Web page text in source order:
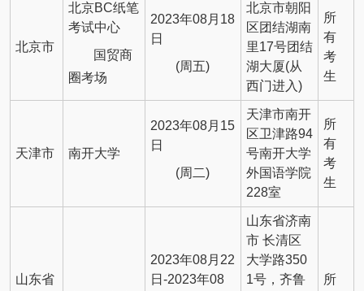
北京市
北京BC纸笔
考试中心
国贸商
圈考场
2023年08月18
日
(周五)
北京市朝阳
区团结湖南
里17号团结
湖大厦(从
西门进入)
所
有
考
生
天津市 南开大学
2023年08月15
日
(周二)
天津市南开
区卫津路94
号南开大学
外国语学院
228室
所
有
考
生
山东省
2023年08月22
日-2023年08
山东省济南
市 长清区
大学路350
1号，齐鲁
所